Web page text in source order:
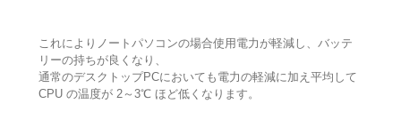
これによりノートパソコンの場合使用電力が軽減し、バッテ
リーの持ちが良くなり、
通常のデスクトップPCにおいても電力の軽減に加え平均して
CPU の温度が 2～3℃ ほど低くなります。